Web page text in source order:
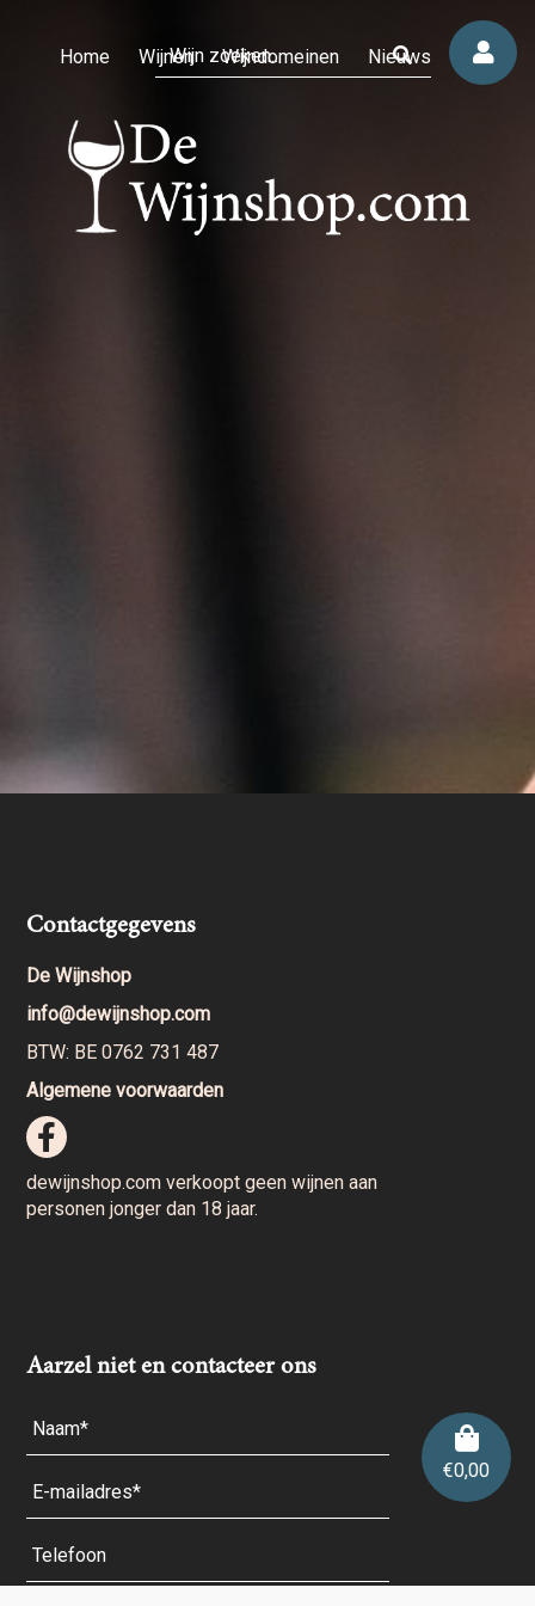
Home Wijnen Wijndomeinen Nieuws
€0,00
Contactgegevens
De Wijnshop
info@dewijnshop.com
BTW: BE 0762 731 487
Algemene voorwaarden
dewijnshop.com verkoopt geen wijnen aan
personen jonger dan 18 jaar.
Aarzel niet en contacteer ons